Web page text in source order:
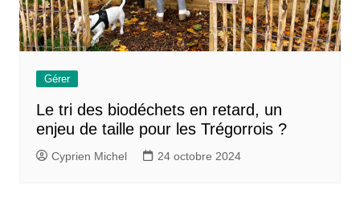
Gérer
Le tri des biodéchets en retard, un
enjeu de taille pour les Trégorrois ?
Cyprien Michel 24 octobre 2024